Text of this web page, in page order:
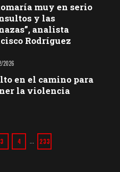
muy en serio
y las
analista
Rodríguez
2026
en el camino para
la violencia
3 4 233